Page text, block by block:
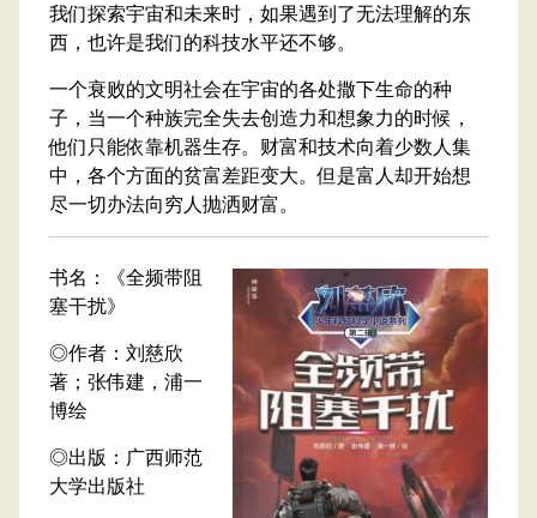
我们探索宇宙和未来时，如果遇到了无法理解的东
西，也许是我们的科技水平还不够。
一个衰败的文明社会在宇宙的各处撒下生命的种
子，当一个种族完全失去创造力和想象力的时候，
他们只能依靠机器生存。财富和技术向着少数人集
中，各个方面的贫富差距变大。但是富人却开始想
尽一切办法向穷人抛洒财富。
书名：《全频带阻
塞干扰》
◎作者：刘慈欣
著；张伟建，浦一
博绘
◎出版：广西师范
大学出版社